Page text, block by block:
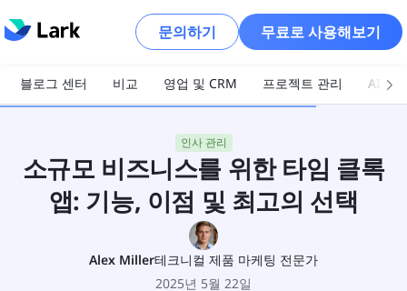
문의하기 무료로 사용해보기
블로그 센터 비교 영업 및 CRM 프로젝트 관리 AI 및
인사 관리
소규모 비즈니스를 위한 타임 클록
앱: 기능, 이점 및 최고의 선택
Alex Miller테크니컬 제품 마케팅 전문가
2025년 5월 22일